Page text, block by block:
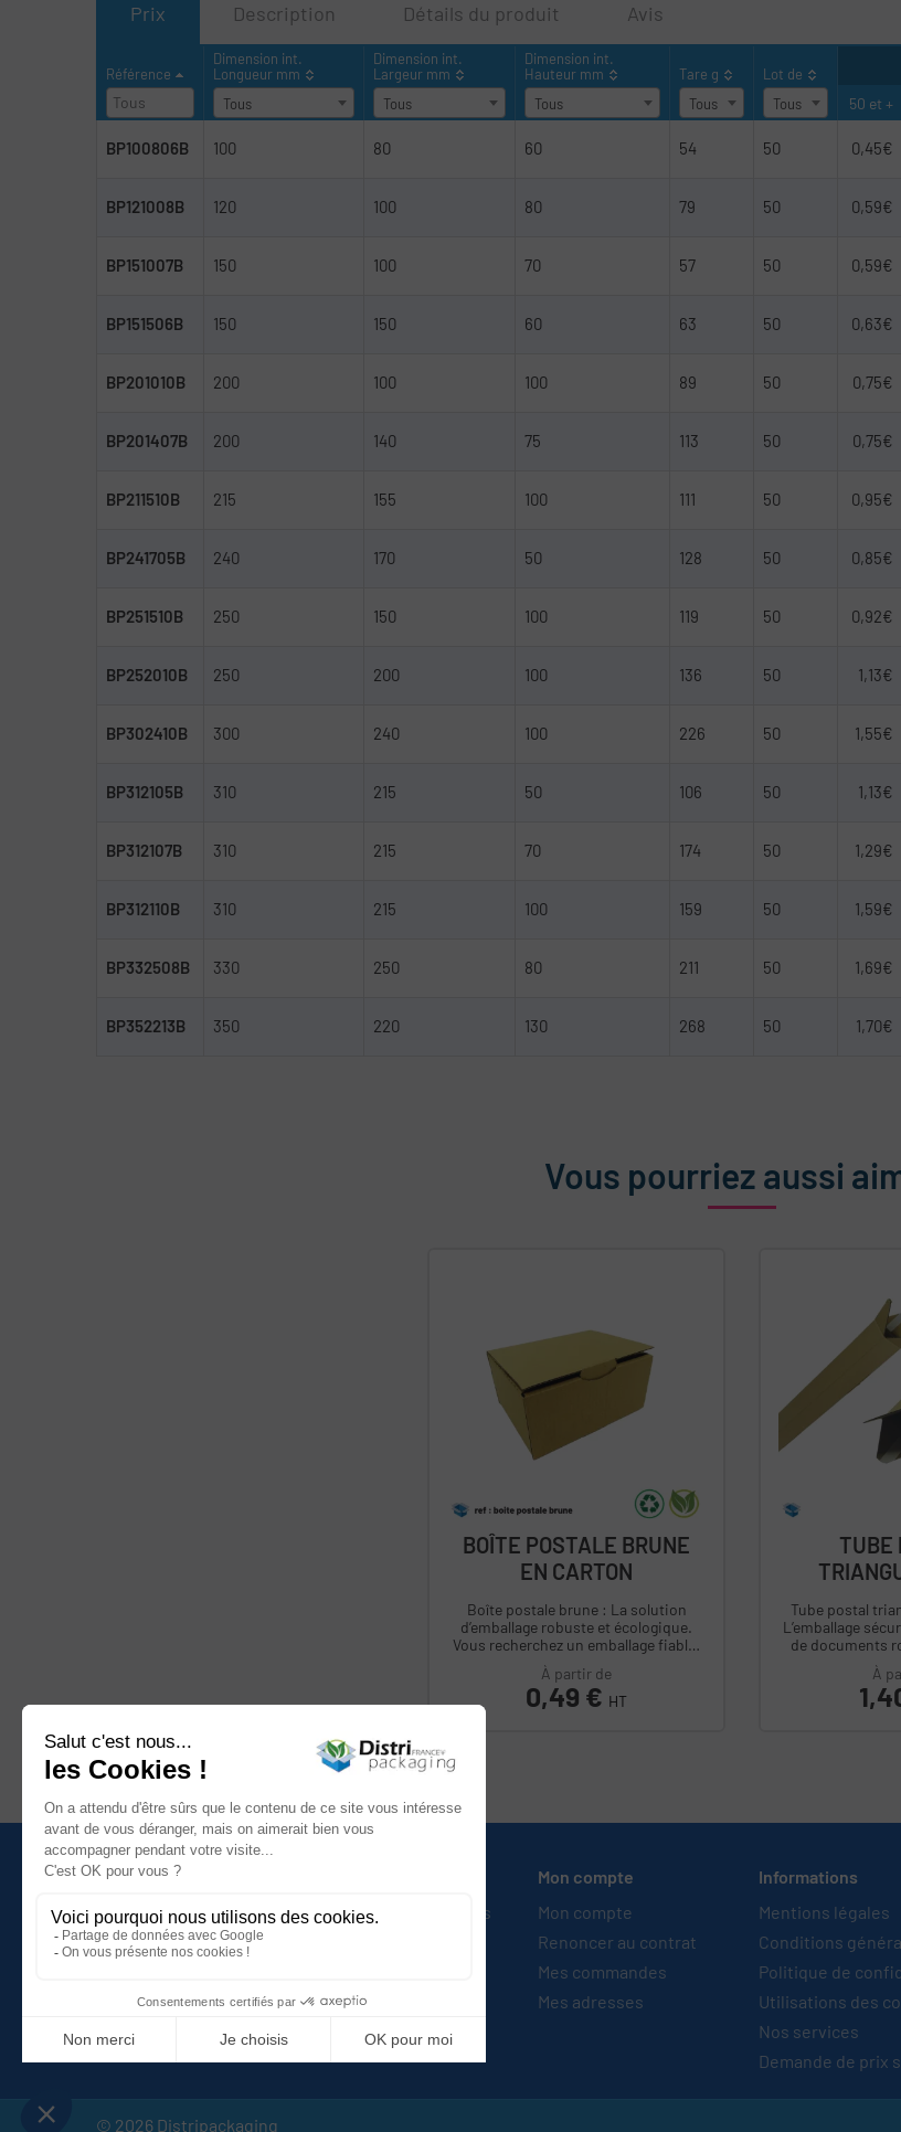
Prix Description Détails du produit Avis
Référence
Dimension int.
Longueur mm
Tous
Dimension int.
Largeur mm
Tous
Dimension int.
Hauteur mm
Tous
Tare g
Tous
Lot de
Tous
50 et +
BP100806B 100 80 60 54 50 0,45€
BP121008B 120 100 80 79 50 0,59€
BP151007B 150 100 70 57 50 0,59€
BP151506B 150 150 60 63 50 0,63€
BP201010B 200 100 100 89 50 0,75€
BP201407B 200 140 75 113 50 0,75€
BP211510B 215 155 100 111 50 0,95€
BP241705B 240 170 50 128 50 0,85€
BP251510B 250 150 100 119 50 0,92€
BP252010B 250 200 100 136 50 1,13€
BP302410B 300 240 100 226 50 1,55€
BP312105B 310 215 50 106 50 1,13€
BP312107B 310 215 70 174 50 1,29€
BP312110B 310 215 100 159 50 1,59€
BP332508B 330 250 80 211 50 1,69€
BP352213B 350 220 130 268 50 1,70€
Vous pourriez aussi
BOÎTE POSTALE BRUNE
EN CARTON
Boîte postale brune : La solution
d’emballage robuste et écologique.
Vous recherchez un emballage fiable,
résistant et respectueux de...
À partir de
Prix
0,49 € HT
TUBE
Tube postal
L’emballage
de documents roulés
documents,
À
Prix
Nous contacter
Afficher le numéro
Nous contacter
Caisses et conteneurs
Film et palettisation
Envois postaux
Mon compte
Mon compte
Renoncer au contrat
Mes commandes
Mes adresses
Informations
Mentions légales
Conditions
Politique de
Utilisations des
Nos services
Demande de prix
© 2026 Distripackaging